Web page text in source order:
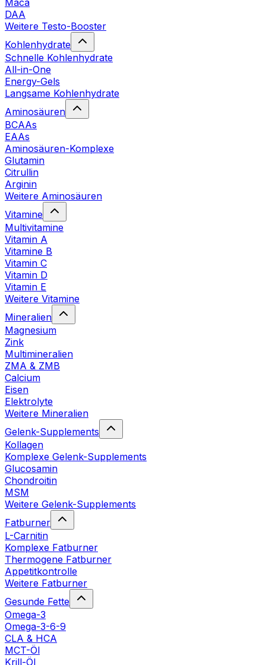
Maca
DAA
Weitere Testo-Booster
Kohlenhydrate
Schnelle Kohlenhydrate
All-in-One
Energy-Gels
Langsame Kohlenhydrate
Aminosäuren
BCAAs
EAAs
Aminosäuren-Komplexe
Glutamin
Citrullin
Arginin
Weitere Aminosäuren
Vitamine
Multivitamine
Vitamin A
Vitamine B
Vitamin C
Vitamin D
Vitamin E
Weitere Vitamine
Mineralien
Magnesium
Zink
Multimineralien
ZMA & ZMB
Calcium
Eisen
Elektrolyte
Weitere Mineralien
Gelenk-Supplements
Kollagen
Komplexe Gelenk-Supplements
Glucosamin
Chondroitin
MSM
Weitere Gelenk-Supplements
Fatburner
L-Carnitin
Komplexe Fatburner
Thermogene Fatburner
Appetitkontrolle
Weitere Fatburner
Gesunde Fette
Omega-3
Omega-3-6-9
CLA & HCA
MCT-Öl
Krill-Öl